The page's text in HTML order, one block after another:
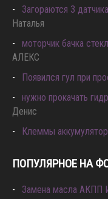
Загораются 3
Наталья
моторчик бачка
АЛЕКС
Появился гул при
нужно прокачать
Денис
Клеммы
ПОПУЛЯРНОЕ НА
Замена масла АКПП